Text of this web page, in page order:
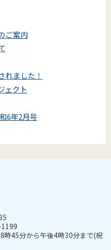
ご案内
れました！
ェクト
6年2月号
時45分から午後4時30分まで(祝